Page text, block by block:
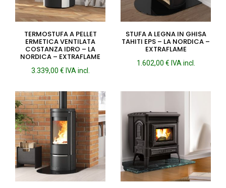
TERMOSTUFA A PELLET
ERMETICA VENTILATA
COSTANZA IDRO – LA
NORDICA – EXTRAFLAME
3.339,00 € IVA incl.
STUFA A LEGNA IN GHISA
TAHITI EPS – LA NORDICA –
EXTRAFLAME
1.602,00 € IVA incl.